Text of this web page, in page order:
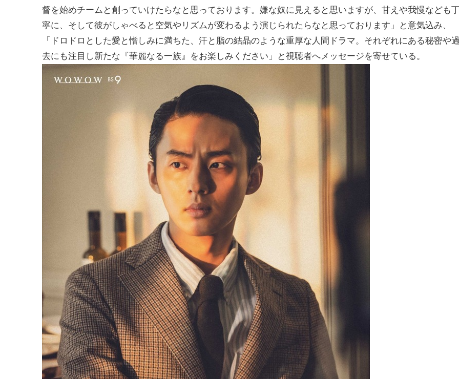
督を始めチームと創っていけたらなと思っております。嫌な奴に見えると思いますが、甘えや我慢なども
寧に、そして彼がしゃべると空気やリズムが変わるよう演じられたらなと思っております」と意気込み、
「ドロドロとした愛と憎しみに満ちた、汗と脂の結晶のような重厚な人間ドラマ。それぞれにある秘密や過
去にも注目し新たな『華麗なる一族』をお楽しみください」と視聴者へメッセージを寄せている。